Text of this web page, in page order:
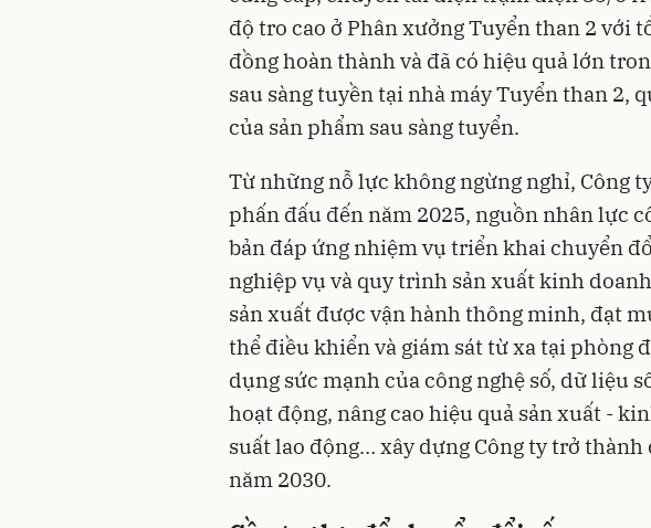
độ tro cao ở Phân xưởng Tuyển than 2 với
đồng hoàn thành và đã có hiệu quả lớn
sau sàng tuyền tại nhà máy Tuyển than 2,
của sản phẩm sau sàng tuyển.
Từ những nỗ lực không ngừng nghỉ, Công
phấn đấu đến năm 2025, nguồn nhân lực
bản đáp ứng nhiệm vụ triển khai chuyển
nghiệp vụ và quy trình sản xuất kinh
sản xuất được vận hành thông minh, đạt
thể điều khiển và giám sát từ xa tại phòng
dụng sức mạnh của công nghệ số, dữ liệu
hoạt động, nâng cao hiệu quả sản xuất -
suất lao động… xây dựng Công ty trở thành
năm 2030.